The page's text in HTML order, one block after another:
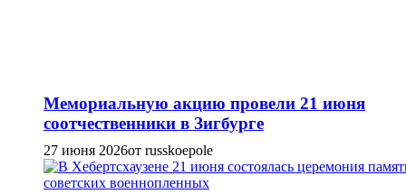
Мемориальную акцию провели 21 июня
соотчественники в Зигбурге
27 июня 2026от russkoepole